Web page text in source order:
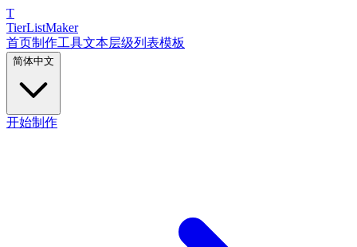
T
TierListMaker
首页制作工具文本层级列表模板
简体中文
开始制作